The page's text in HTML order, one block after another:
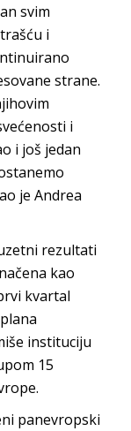
svim
i
strane.
i
i još jedan
je Andrea
rezultati
kao
kvartal
instituciju
15
panevropski